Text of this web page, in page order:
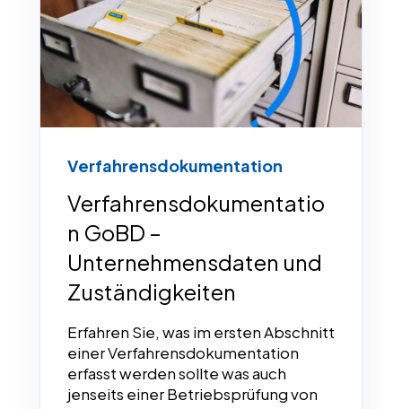
Verfahrensdokumentation
Verfahrensdokumentatio
n GoBD –
Unternehmensdaten und
Zuständigkeiten
Erfahren Sie, was im ersten Abschnitt
einer Verfahrensdokumentation
erfasst werden sollte was auch
jenseits einer Betriebsprüfung von